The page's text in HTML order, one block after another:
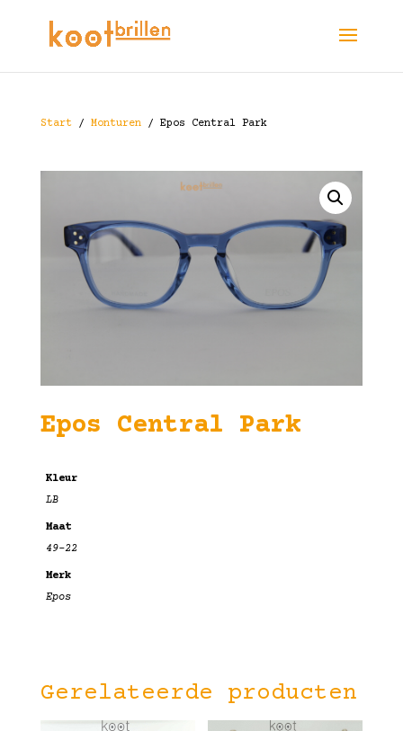
Start/ Monturen/ Epos Central Park
Epos Central Park
Kleur
LB
Maat
49-22
Merk
Epos
Gerelateerde producten